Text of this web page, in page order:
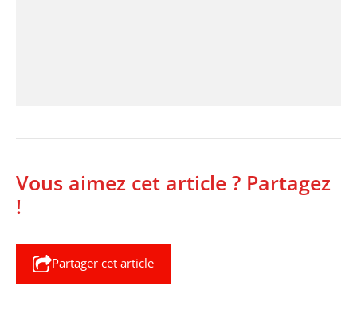
Vous aimez cet article ? Partagez
!
Partager cet article